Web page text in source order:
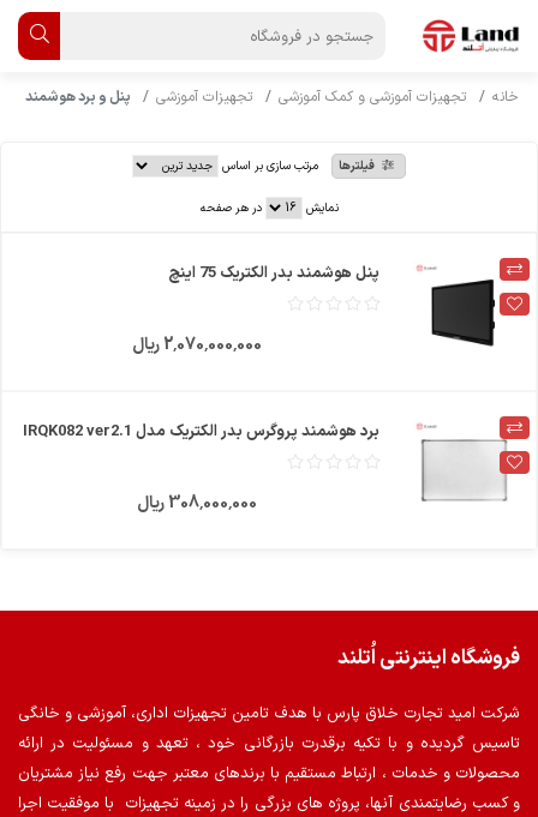
خانه تجهیزات آموزشی و کمک آموزشی تجهیزات آموزشی پنل و برد هوشمند
فیلترها مرتب سازی بر اساس
نمایش در هر صفحه
پنل هوشمند بدر الکتریک 75 اینچ
2٬070٬000٬000 ریال
برد هوشمند پروگرس بدر الکتریک مدل IRQK082 ver2.1
308٬000٬000 ریال
فروشگاه اینترنتی اُتلند
شرکت امید تجارت خلاق پارس با هدف تامین تجهیزات اداری، آموزشی و خانگی
تاسیس گردیده و با تکیه برقدرت بازرگانی خود ، تعهد و مسئولیت در ارائه
محصولات و خدمات ، ارتباط مستقیم با برندهای معتبر جهت رفع نیاز مشتریان
و کسب رضایتمندی آنها، پروژه های بزرگی را در زمینه تجهیزات با موفقیت اجرا